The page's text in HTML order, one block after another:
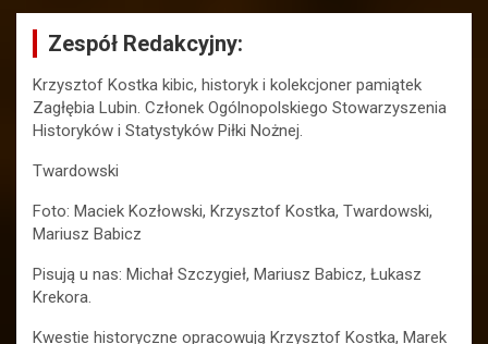
Zespół Redakcyjny:
Krzysztof Kostka kibic, historyk i kolekcjoner pamiątek
Zagłębia Lubin. Członek Ogólnopolskiego Stowarzyszenia
Historyków i Statystyków Piłki Nożnej.
Twardowski
Foto: Maciek Kozłowski, Krzysztof Kostka, Twardowski,
Mariusz Babicz
Pisują u nas: Michał Szczygieł, Mariusz Babicz, Łukasz
Krekora.
Kwestie historyczne opracowują Krzysztof Kostka, Marek